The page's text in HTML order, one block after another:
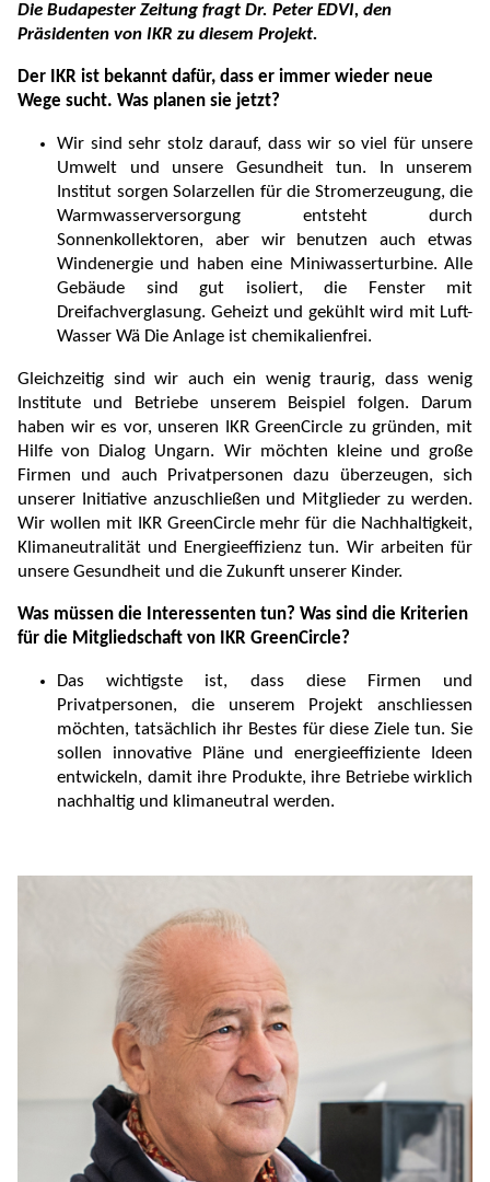
Die Budapester Zeitung fragt Dr. Peter EDVI, den
Präsidenten von IKR zu diesem Projekt.
Der IKR ist bekannt dafür, dass er immer wieder neue
Wege sucht. Was planen sie jetzt?
Wir sind sehr stolz darauf, dass wir so viel für unsere
Umwelt und unsere Gesundheit tun. In unserem
Institut sorgen Solarzellen für die Stromerzeugung, die
Warmwasserversorgung entsteht durch
Sonnenkollektoren, aber wir benutzen auch etwas
Windenergie und haben eine Miniwasserturbine. Alle
Gebäude sind gut isoliert, die Fenster mit
Dreifachverglasung. Geheizt und gekühlt wird mit Luft-
Wasser Wä Die Anlage ist chemikalienfrei.
Gleichzeitig sind wir auch ein wenig traurig, dass wenig
Institute und Betriebe unserem Beispiel folgen. Darum
haben wir es vor, unseren IKR GreenCircle zu gründen, mit
Hilfe von Dialog Ungarn. Wir möchten kleine und große
Firmen und auch Privatpersonen dazu überzeugen, sich
unserer Initiative anzuschließen und Mitglieder zu werden.
Wir wollen mit IKR GreenCircle mehr für die Nachhaltigkeit,
Klimaneutralität und Energieeffizienz tun. Wir arbeiten für
unsere Gesundheit und die Zukunft unserer Kinder.
Was müssen die Interessenten tun? Was sind die Kriterien
für die Mitgliedschaft von IKR GreenCircle?
Das wichtigste ist, dass diese Firmen und
Privatpersonen, die unserem Projekt anschliessen
möchten, tatsächlich ihr Bestes für diese Ziele tun. Sie
sollen innovative Pläne und energieeffiziente Ideen
entwickeln, damit ihre Produkte, ihre Betriebe wirklich
nachhaltig und klimaneutral werden.